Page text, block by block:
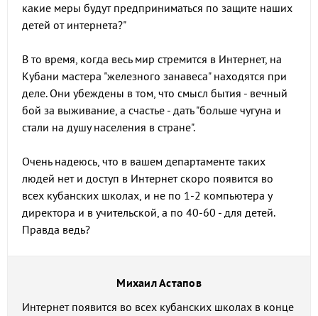
какие меры будут предприниматься по защите наших
детей от интернета?"
В то время, когда весь мир стремится в Интернет, на
Кубани мастера "железного занавеса" находятся при
деле. Они убеждены в том, что смысл бытия - вечный
бой за выживание, а счастье - дать "больше чугуна и
стали на душу населения в стране".
Очень надеюсь, что в вашем департаменте таких
людей нет и доступ в Интернет скоро появится во
всех кубанских школах, и не по 1-2 компьютера у
директора и в учительской, а по 40-60 - для детей.
Правда ведь?
Михаил Астапов
Интернет появится во всех кубанских школах в конце